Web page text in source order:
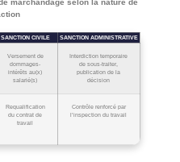
marchandage selon la nature de
SANCTION CIVILE SANCTION ADMINISTRATIVE
Versement de
dommages-
intérêts au(x)
salarié(s)
Interdiction temporaire
de sous-traiter,
publication de la
décision
Requalification
du contrat de
travail
Contrôle renforcé par
l’inspection du travail